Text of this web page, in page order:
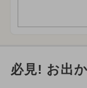
2025年8月
2025年9月
必見! お出